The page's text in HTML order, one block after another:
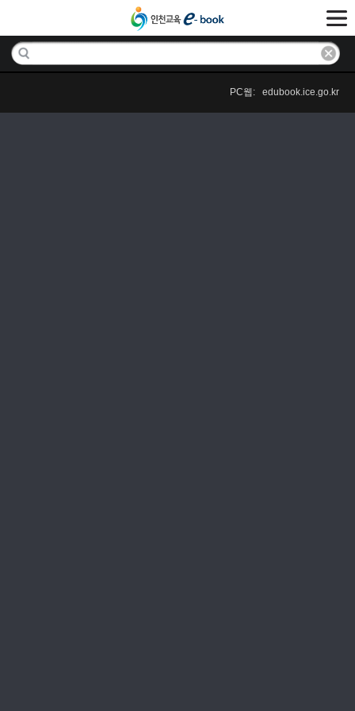
PC웹: edubook.ice.go.kr